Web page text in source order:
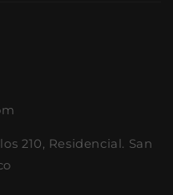
210, Residencial. San